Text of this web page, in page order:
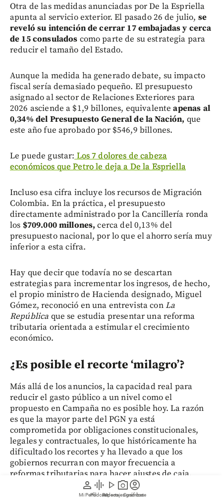
person
Mi Perfil
graphic_eq
Pódcast
play_arrow
Videos
photo_camera
Reportajes gráficos
account_circle
Suscríbete
Otra de las medidas anunciadas por De la Espriella
apunta al servicio exterior. El pasado 26 de julio, se
reveló su intención de cerrar 17 embajadas y cerca
de 15 consulados como parte de su estrategia para
reducir el tamaño del Estado.
Aunque la medida ha generado debate, su impacto
fiscal sería demasiado pequeño. El presupuesto
asignado al sector de Relaciones Exteriores para
2026 asciende a $1,9 billones, equivalenteapenas al
0,34% del Presupuesto General de la Nación, que
este año fue aprobado por $546,9 billones.
Le puede gustar: Los 7 dolores de cabeza
económicos que Petro le deja a De la Espriella
Incluso esa cifra incluye los recursos de Migración
Colombia. En la práctica, el presupuesto
directamente administrado por la Cancillería ronda
los $709.000 millones,cerca del 0,13% del
presupuesto nacional, por lo que el ahorro sería muy
inferior a esta cifra.
Hay que decir que todavía no se descartan
estrategias para incrementar los ingresos, de hecho,
el propio ministro de Hacienda designado, Miguel
Gómez, reconoció en una entrevista conLa
República que se estudia presentar una reforma
tributaria orientada a estimular el crecimiento
económico.
¿Es posible el recorte ‘milagro’?
Más allá de los anuncios, la capacidad real para
reducir el gasto público a un nivel como el
propuesto en Campaña no es posible hoy. La razón
es que la mayor parte del PGN ya está
comprometida por obligaciones constitucionales,
legales y contractuales, lo que históricamente ha
dificultado los recortes y ha llevado a que los
gobiernos recurran con mayor frecuencia a
reformas tributarias para hacer ajustes de caja.